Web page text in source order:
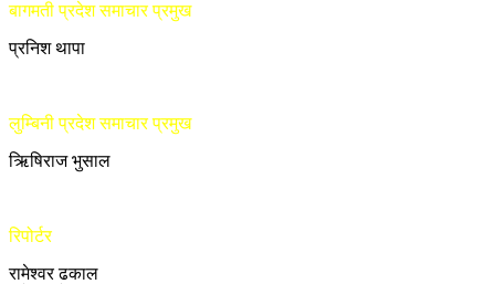
बागमती प्रदेश समाचार प्रमुख
प्रनिश थापा
लुम्बिनी प्रदेश समाचार प्रमुख
ऋिषिराज भुसाल
रिपोर्टर
रामेश्वर ढकाल